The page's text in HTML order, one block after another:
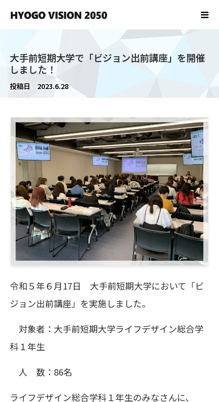
大手前短期大学で「ビジョン出前講座」を開催
しました！
投稿日 2023.6.28
令和５年６月17日 大手前短期大学において「ビ
ジョン出前講座」を実施しました。
対象者：大手前短期大学ライフデザイン総合学
科１年生
人 数：86名
ライフデザイン総合学科１年生のみなさんに、